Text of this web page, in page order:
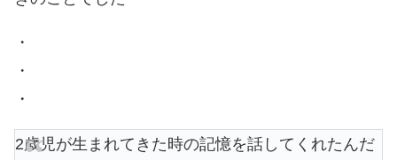
・
・
・
2歳児が生まれてきた時の記憶を話してくれたんだ